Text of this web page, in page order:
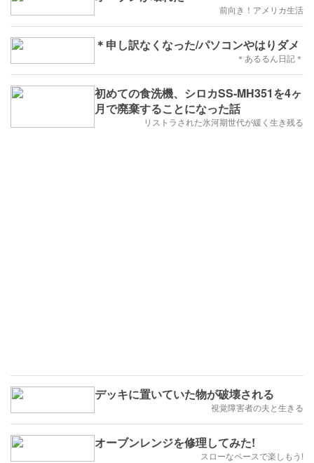
前向き！アメリカ生活
＊申し訳なくなった/パソコンやはりダメ
＊あるるん日記＊
初めての食洗機、シロカSS-MH351を4ヶ
月で廃棄することになった話
リストラされた氷河期世代が緩く生き残る
デッキに置いていた物が破壊される
視覚障害者の夫と生きる
オーブンレンジを修理してみた!
スローなペースで楽しもう!